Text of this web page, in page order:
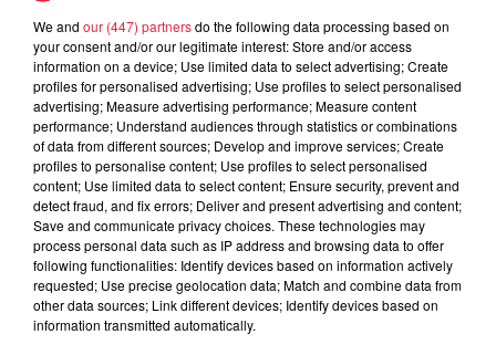
Lieu
Maison des Sports à HAGUENAU
(67)
Organisateur
https://bcna.assoconnect.com/page/
accueil
Tarif Gratuit
We and our (447) partnersdo the following data processing based on
your consent and/or our legitimate interest: Store and/or access
information on a device; Use limited data to select advertising; Create
profiles for personalised advertising; Use profiles to select personalised
advertising; Measure advertising performance; Measure content
performance; Understand audiences through statistics or combinations
of data from different sources; Develop and improve services; Create
profiles to personalise content; Use profiles to select personalised
content; Use limited data to select content; Ensure security, prevent and
detect fraud, and fix errors; Deliver and present advertising and content;
Save and communicate privacy choices. These technologies may
process personal data such as IP address and browsing data to offer
following functionalities: Identify devices based on information actively
requested; Use precise geolocation data; Match and combine data from
other data sources; Link different devices; Identify devices based on
information transmitted automatically.